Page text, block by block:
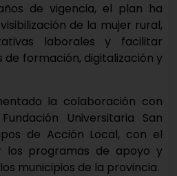
de vigencia, el plan ha
de la mujer rural,
laborales y facilitar
de formación, digitalización y
la colaboración con
Universitaria San
de Acción Local, con el
los programas de apoyo y
municipios de la provincia.